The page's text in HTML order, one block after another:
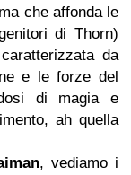
che affonda le
di Thorn)
da
e le forze del
di magia e
ah quella
, vediamo i